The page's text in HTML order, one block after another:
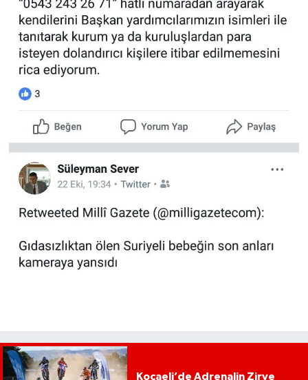
Kocaeli’de Adrenalin Zirve